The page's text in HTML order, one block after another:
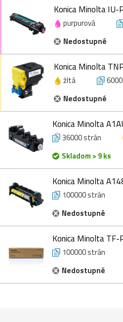
Konica Minolta IU-
purpurová
Nedostupné
Konica Minolta
žltá
Nedostupné
Konica Minolta
36000 strán
Skladom > 9 ks
Konica Minolta
100000 strán
Nedostupné
Konica Minolta TF-
100000 strán
Nedostupné